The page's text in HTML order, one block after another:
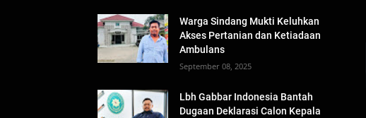
Warga Sindang Mukti Keluhkan
Akses Pertanian dan Ketiadaan
Ambulans
September 08, 2025
Lbh Gabbar Indonesia Bantah
Dugaan Deklarasi Calon Kepala